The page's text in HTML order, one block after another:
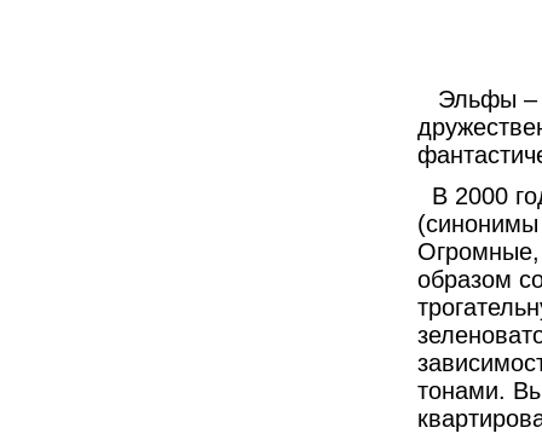
Эльфы –
В 2000
(синонимы
Огромные,
образом
тонами.